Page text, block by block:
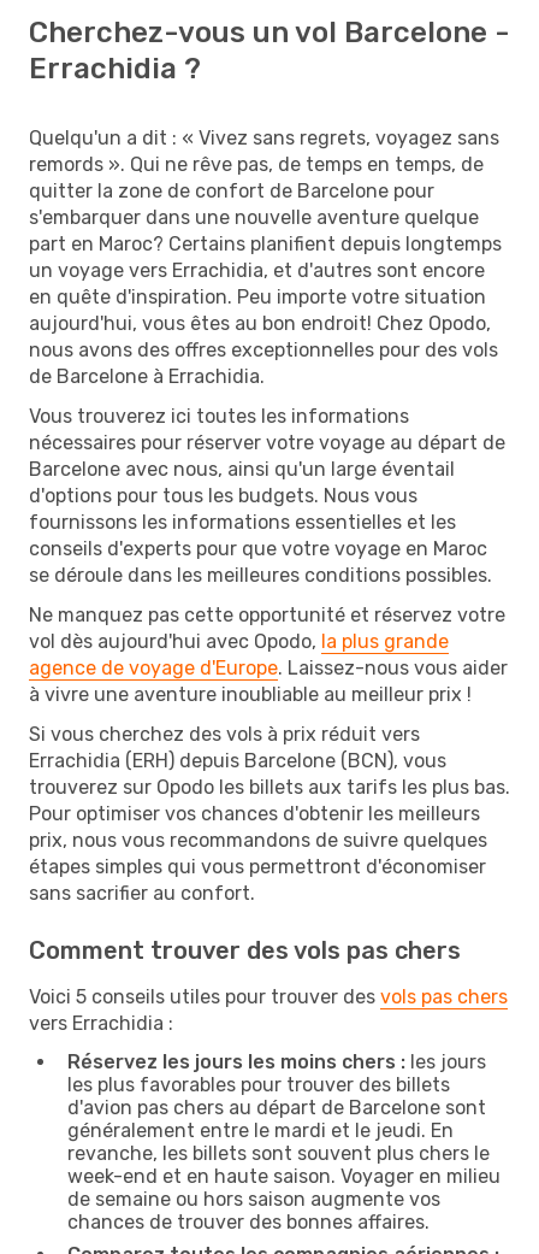
Cherchez-vous un vol Barcelone -
Errachidia ?
Quelqu'un a dit : « Vivez sans regrets, voyagez sans
remords ». Qui ne rêve pas, de temps en temps, de
quitter la zone de confort de Barcelone pour
s'embarquer dans une nouvelle aventure quelque
part en Maroc? Certains planifient depuis longtemps
un voyage vers Errachidia, et d'autres sont encore
en quête d'inspiration. Peu importe votre situation
aujourd'hui, vous êtes au bon endroit! Chez Opodo,
nous avons des offres exceptionnelles pour des vols
de Barcelone à Errachidia.
Vous trouverez ici toutes les informations
nécessaires pour réserver votre voyage au départ de
Barcelone avec nous, ainsi qu'un large éventail
d'options pour tous les budgets. Nous vous
fournissons les informations essentielles et les
conseils d'experts pour que votre voyage en Maroc
se déroule dans les meilleures conditions possibles.
Ne manquez pas cette opportunité et réservez votre
vol dès aujourd'hui avec Opodo, la plus grande
agence de voyage d'Europe. Laissez-nous vous aider
à vivre une aventure inoubliable au meilleur prix !
Si vous cherchez des vols à prix réduit vers
Errachidia (ERH) depuis Barcelone (BCN), vous
trouverez sur Opodo les billets aux tarifs les plus bas.
Pour optimiser vos chances d'obtenir les meilleurs
prix, nous vous recommandons de suivre quelques
étapes simples qui vous permettront d'économiser
sans sacrifier au confort.
Comment trouver des vols pas chers
Voici 5 conseils utiles pour trouver des vols pas chers
vers Errachidia :
Réservez les jours les moins chers : les jours
les plus favorables pour trouver des billets
d'avion pas chers au départ de Barcelone sont
généralement entre le mardi et le jeudi. En
revanche, les billets sont souvent plus chers le
week-end et en haute saison. Voyager en milieu
de semaine ou hors saison augmente vos
chances de trouver des bonnes affaires.